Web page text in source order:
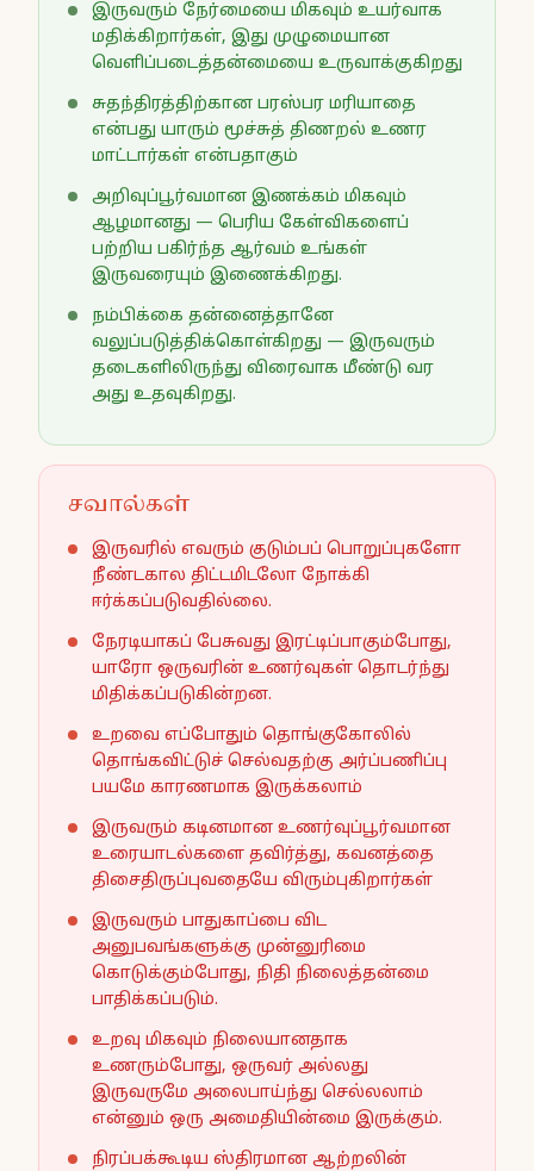
இருவரும் நேர்மையை மிகவும் உயர்வாக
மதிக்கிறார்கள், இது முழுமையான
வெளிப்படைத்தன்மையை உருவாக்குகிறது
சுதந்திரத்திற்கான பரஸ்பர மரியாதை
என்பது யாரும் மூச்சுத் திணறல் உணர
மாட்டார்கள் என்பதாகும்
அறிவுப்பூர்வமான இணக்கம் மிகவும்
ஆழமானது — பெரிய கேள்விகளைப்
பற்றிய பகிர்ந்த ஆர்வம் உங்கள்
இருவரையும் இணைக்கிறது.
நம்பிக்கை தன்னைத்தானே
வலுப்படுத்திக்கொள்கிறது — இருவரும்
தடைகளிலிருந்து விரைவாக மீண்டு வர
அது உதவுகிறது.
சவால்கள்
இருவரில் எவரும் குடும்பப் பொறுப்புகளோ
நீண்டகால திட்டமிடலோ நோக்கி
ஈர்க்கப்படுவதில்லை.
நேரடியாகப் பேசுவது இரட்டிப்பாகும்போது,
யாரோ ஒருவரின் உணர்வுகள் தொடர்ந்து
மிதிக்கப்படுகின்றன.
உறவை எப்போதும் தொங்குகோலில்
தொங்கவிட்டுச் செல்வதற்கு அர்ப்பணிப்பு
பயமே காரணமாக இருக்கலாம்
இருவரும் கடினமான உணர்வுப்பூர்வமான
உரையாடல்களை தவிர்த்து, கவனத்தை
திசைதிருப்புவதையே விரும்புகிறார்கள்
இருவரும் பாதுகாப்பை விட
அனுபவங்களுக்கு முன்னுரிமை
கொடுக்கும்போது, நிதி நிலைத்தன்மை
பாதிக்கப்படும்.
உறவு மிகவும் நிலையானதாக
உணரும்போது, ஒருவர் அல்லது
இருவருமே அலைபாய்ந்து செல்லலாம்
என்னும் ஒரு அமைதியின்மை இருக்கும்.
நிரப்பக்கூடிய ஸ்திரமான ஆற்றலின்